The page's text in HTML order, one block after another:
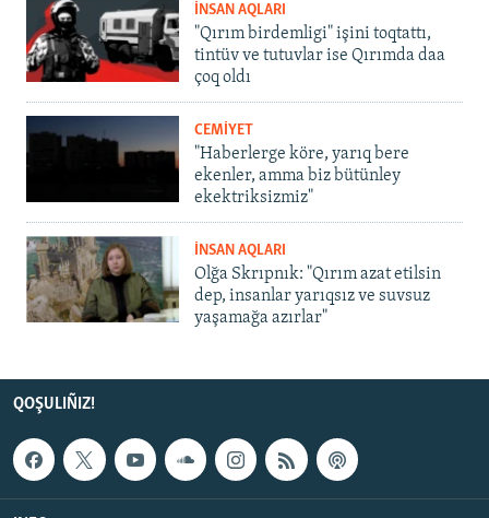
İNSAN AQLARI
"Qırım birdemligi" işini toqtattı,
tintüv ve tutuvlar ise Qırımda daa
çoq oldı
CEMİYET
"Haberlerge köre, yarıq bere
ekenler, amma biz bütünley
ekektriksizmiz"
İNSAN AQLARI
Olğa Skrıpnık: "Qırım azat etilsin
dep, insanlar yarıqsız ve suvsuz
yaşamağa azırlar"
QOŞULIÑIZ!